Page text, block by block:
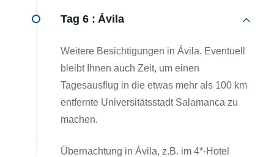
Tag 6 : Ávila
Weitere Besichtigungen in Ávila. Eventuell
bleibt Ihnen auch Zeit, um einen
Tagesausflug in die etwas mehr als 100 km
entfernte Universitätsstadt Salamanca zu
machen.
Übernachtung in Ávila, z.B. im 4*-Hotel